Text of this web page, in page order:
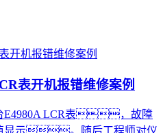
表开机报错维修案例
E4980A LCR表，故障